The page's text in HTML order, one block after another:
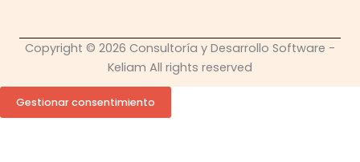
Copyright © 2026 Consultoría y Desarrollo Software -
Keliam All rights reserved
Gestionar consentimiento